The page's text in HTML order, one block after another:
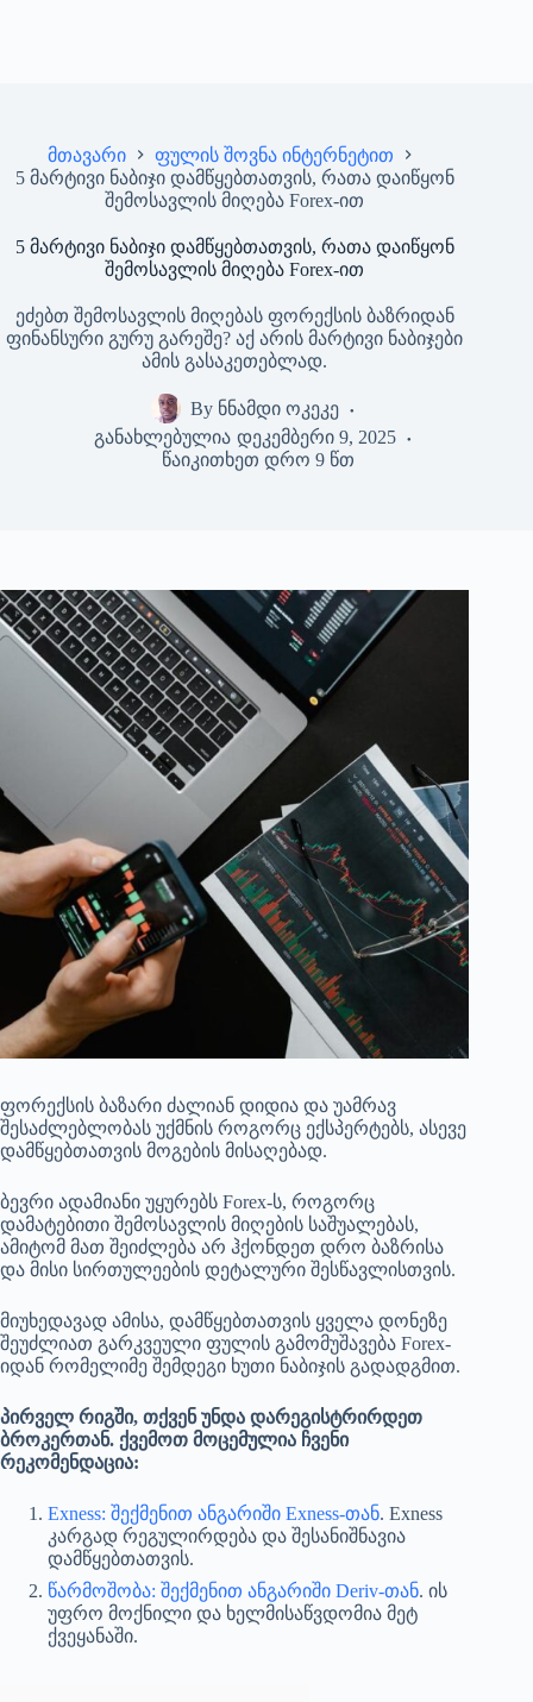
მთავარი
ფულის შოვნა ინტერნეტით
5 მარტივი ნაბიჯი დამწყებთათვის, რათა დაიწყონ
შემოსავლის მიღება Forex-ით
5 მარტივი ნაბიჯი დამწყებთათვის, რათა დაიწყონ
შემოსავლის მიღება Forex-ით
ეძებთ შემოსავლის მიღებას ფორექსის ბაზრიდან
ფინანსური გურუ გარეშე? აქ არის მარტივი ნაბიჯები
ამის გასაკეთებლად.
By ნნამდი ოკეკე
განახლებულია დეკემბერი 9, 2025
წაიკითხეთ დრო 9 წთ
ფორექსის ბაზარი ძალიან დიდია და უამრავ
შესაძლებლობას უქმნის როგორც ექსპერტებს, ასევე
დამწყებთათვის მოგების მისაღებად.
ბევრი ადამიანი უყურებს Forex-ს, როგორც
დამატებითი შემოსავლის მიღების საშუალებას,
ამიტომ მათ შეიძლება არ ჰქონდეთ დრო ბაზრისა
და მისი სირთულეების დეტალური შესწავლისთვის.
მიუხედავად ამისა, დამწყებთათვის ყველა დონეზე
შეუძლიათ გარკვეული ფულის გამომუშავება Forex-
იდან რომელიმე შემდეგი ხუთი ნაბიჯის გადადგმით.
პირველ რიგში, თქვენ უნდა დარეგისტრირდეთ
ბროკერთან. ქვემოთ მოცემულია ჩვენი
რეკომენდაცია:
Exness: შექმენით ანგარიში Exness-თან. Exness
კარგად რეგულირდება და შესანიშნავია
დამწყებთათვის.
წარმოშობა: შექმენით ანგარიში Deriv-თან. ის
უფრო მოქნილი და ხელმისაწვდომია მეტ
ქვეყანაში.